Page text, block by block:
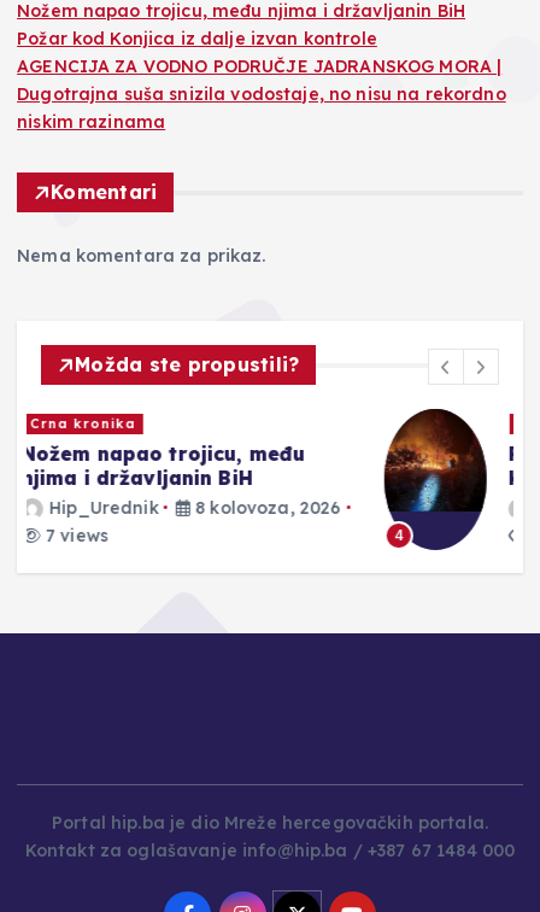
Nožem napao trojicu, među njima i državljanin BiH
Požar kod Konjica iz dalje izvan kontrole
AGENCIJA ZA VODNO PODRUČJE JADRANSKOG MORA |
Dugotrajna suša snizila vodostaje, no nisu na rekordno
niskim razinama
Komentari
Nema komentara za prikaz.
Možda ste propustili?
4
Požar kod Konjica iz dalje izvan
kontrole
Hip_Urednik
8 kolovoza, 2026
Portal hip.ba je dio Mreže hercegovačkih portala.
Kontakt za oglašavanje info@hip.ba / +387 67 1484 000